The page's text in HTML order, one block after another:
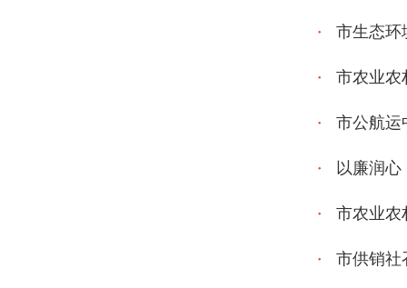
市生态环
市农业农
市公航运
以廉润
市农业农
市供销社